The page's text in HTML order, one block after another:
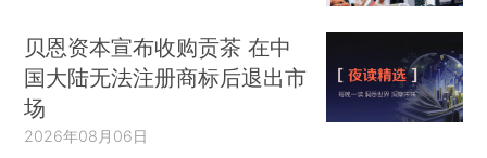
贝恩资本宣布收购贡茶 在中
国大陆无法注册商标后退出市
场
2026年08月06日